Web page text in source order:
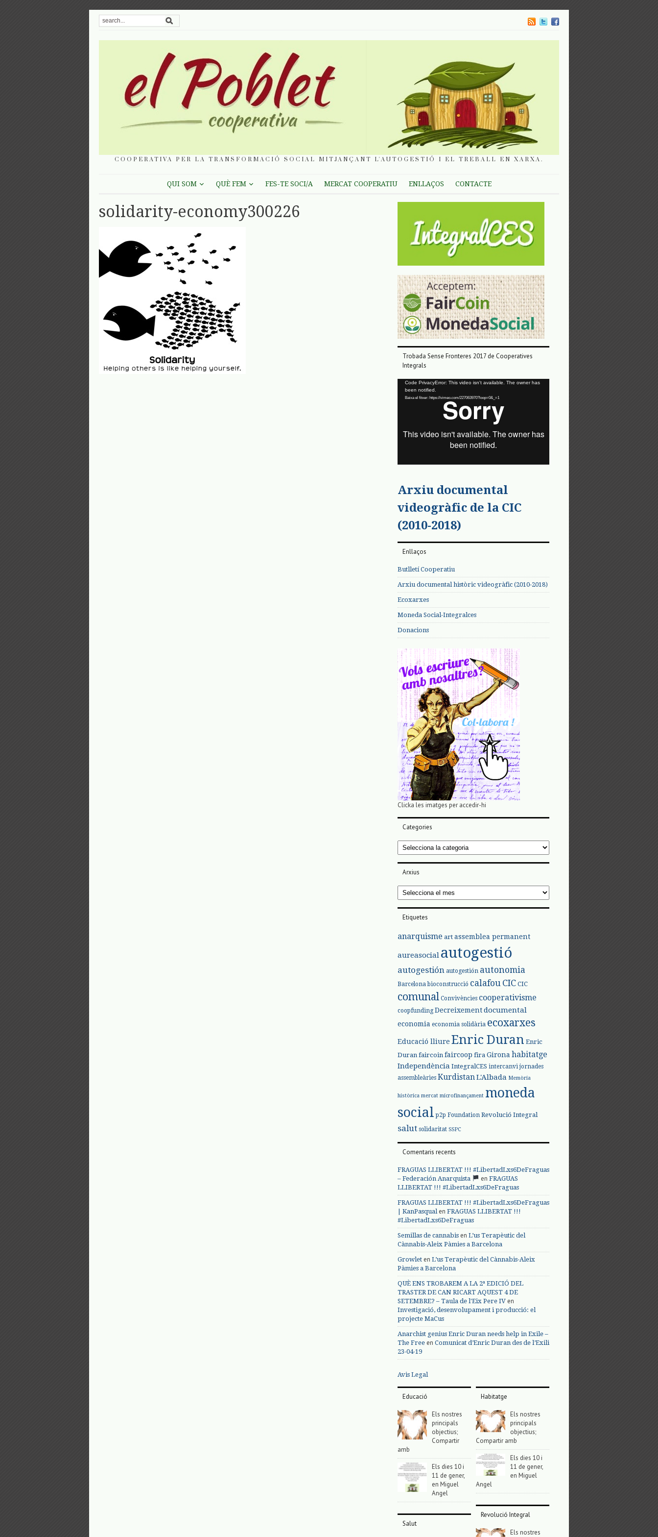
COOPERATIVA PER LA TRANSFORMACIÓ SOCIAL MITJANÇANT L'AUTOGESTIÓ I EL TREBALL EN XARXA.
QUI SOM QUÈ FEM FES-TE SOCI/A MERCAT COOPERATIU ENLLAÇOS CONTACTE
solidarity-economy300226
Trobada Sense Fronteres 2017 de Cooperatives
Integrals
Reproductor
vídeo
Code PrivacyError: This video isn't available. The owner has
been notified.
Baixa el fitxer: https://vimeo.com/227063970?loop=0&_=1
Arxiu documental
videogràfic de la CIC
(2010-2018)
Enllaços
Butlletí Cooperatiu
Arxiu documental històric videogràfic (2010-2018)
Ecoxarxes
Moneda Social-Integralces
Donacions
Clicka les imatges per accedir-hi
Categories
Categories
Arxius
Arxius
Etiquetes
anarquisme art assemblea permanent
aureasocial autogestió
autogestión autogestión autonomia
Barcelona bioconstrucció calafou CIC CIC
comunal Convivències cooperativisme
coopfunding Decreixementdocumental
economia economia solidària ecoxarxes
Educació lliure Enric Duran Enric
Duran faircoin faircoop fira Girona habitatge
Independència IntegralCES intercanvi jornades
assembleàries Kurdistan L'Albada Memòria
històrica mercat microfinançament moneda
social p2p Foundation Revolució Integral
salut solidaritat SSPC
Comentaris recents
FRAGUAS LLIBERTAT !!! #LibertadLxs6DeFraguas
– Federación Anarquista
en FRAGUAS
LLIBERTAT !!! #LibertadLxs6DeFraguas
FRAGUAS LLIBERTAT !!! #LibertadLxs6DeFraguas
| KanPasqualen FRAGUAS LLIBERTAT !!!
#LibertadLxs6DeFraguas
Semillas de cannabis en L’us Terapèutic del
Cànnabis-Aleix Pàmies a Barcelona
Growlet en L’us Terapèutic del Cànnabis-Aleix
Pàmies a Barcelona
QUÈ ENS TROBAREM A LA 2ª EDICIÓ DEL
TRASTER DE CAN RICART AQUEST 4 DE
SETEMBRE? – Taula de l'Eix Pere IV en
Investigació, desenvolupament i producció: el
projecte MaCus
Anarchist genius Enric Duran needs help in Exile –
The Free en Comunicat d’Enric Duran des de l’Exili
23-04-19
Avis Legal
Educació
Els nostres
principals
objectius;
Compartir
amb
Els dies 10 i
11 de gener,
en Miguel
Angel
Salut
Habitatge
Els nostres
principals
objectius;
Compartir amb
Els dies 10 i
11 de gener,
en Miguel
Angel
Revolució Integral
Els nostres